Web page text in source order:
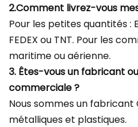
2.Comment livrez-vous
Pour les petites quantités :
FEDEX ou TNT. Pour les
maritime ou aérienne.
3. Êtes-vous un fabricant
commerciale ?
Nous sommes un fabricant
métalliques et plastiques.